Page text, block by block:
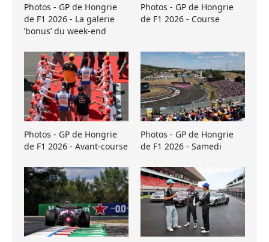
Photos - GP de Hongrie
de F1 2026 - La galerie
’bonus’ du week-end
Photos - GP de Hongrie
de F1 2026 - Course
Photos - GP de Hongrie
de F1 2026 - Avant-course
Photos - GP de Hongrie
de F1 2026 - Samedi